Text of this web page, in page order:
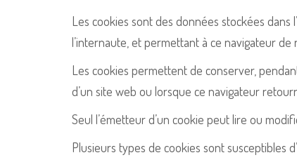
Les cookies sont des données stockées
l’internaute, et permettant à ce navigateur
Les cookies permettent de conserver,
d’un site web ou lorsque ce navigateur
Seul l’émetteur d’un cookie peut lire ou
Plusieurs types de cookies sont susceptibles